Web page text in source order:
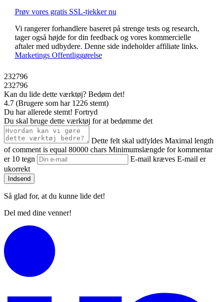
Prøv vores gratis SSL-tjekker nu
Vi rangerer forhandlere baseret på strenge tests og research,
tager også højde for din feedback og vores kommercielle
aftaler med udbydere. Denne side indeholder affiliate links.
Marketings Offentliggørelse
232796
232796
Kan du lide dette værktøj? Bedøm det!
4.7 (Brugere som har 1226 stemt)
Du har allerede stemt! Fortryd
Du skal bruge dette værktøj for at bedømme det
Dette felt skal udfyldes Maximal length
of comment is equal 80000 chars Minimumslængde for kommentar
er 10 tegn
E-mail kræves E-mail er
ukorrekt
Indsend
Så glad for, at du kunne lide det!
Del med dine venner!